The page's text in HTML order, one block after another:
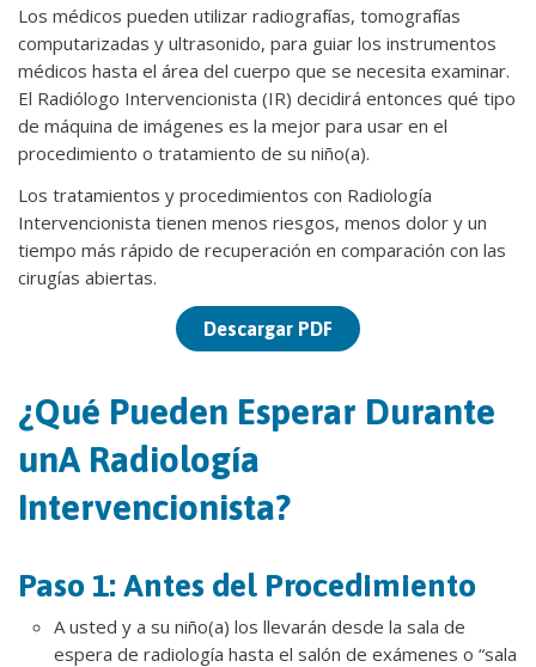
Los médicos pueden utilizar radiografías, tomografías
computarizadas y ultrasonido, para guiar los instrumentos
médicos hasta el área del cuerpo que se necesita examinar.
El Radiólogo Intervencionista (IR) decidirá entonces qué tipo
de máquina de imágenes es la mejor para usar en el
procedimiento o tratamiento de su niño(a).
Los tratamientos y procedimientos con Radiología
Intervencionista tienen menos riesgos, menos dolor y un
tiempo más rápido de recuperación en comparación con las
cirugías abiertas.
Descargar PDF
¿Qué Pueden Esperar Durante
unA Radiología
Intervencionista?
Paso 1: Antes del Procedimiento
A usted y a su niño(a) los llevarán desde la sala de
espera de radiología hasta el salón de exámenes o “sala